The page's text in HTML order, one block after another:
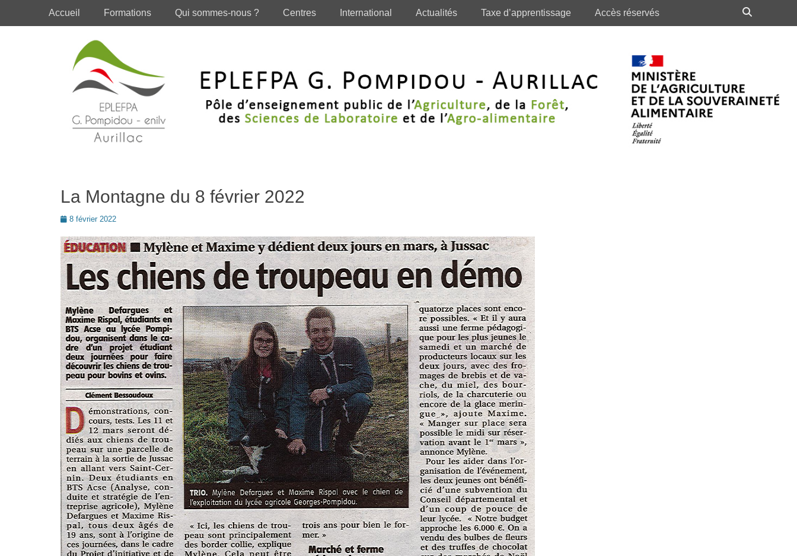
Premier menu
Accueil Formations Qui sommes-nous ? Centres International Actualités Taxe d’apprentissage Accès réservés
La Montagne du 8 février 2022
Posté8 février 2022